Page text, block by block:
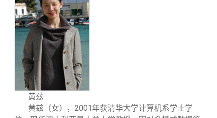
黄兹
黄兹 （女）， 2001年获清华大学计算机系学士学